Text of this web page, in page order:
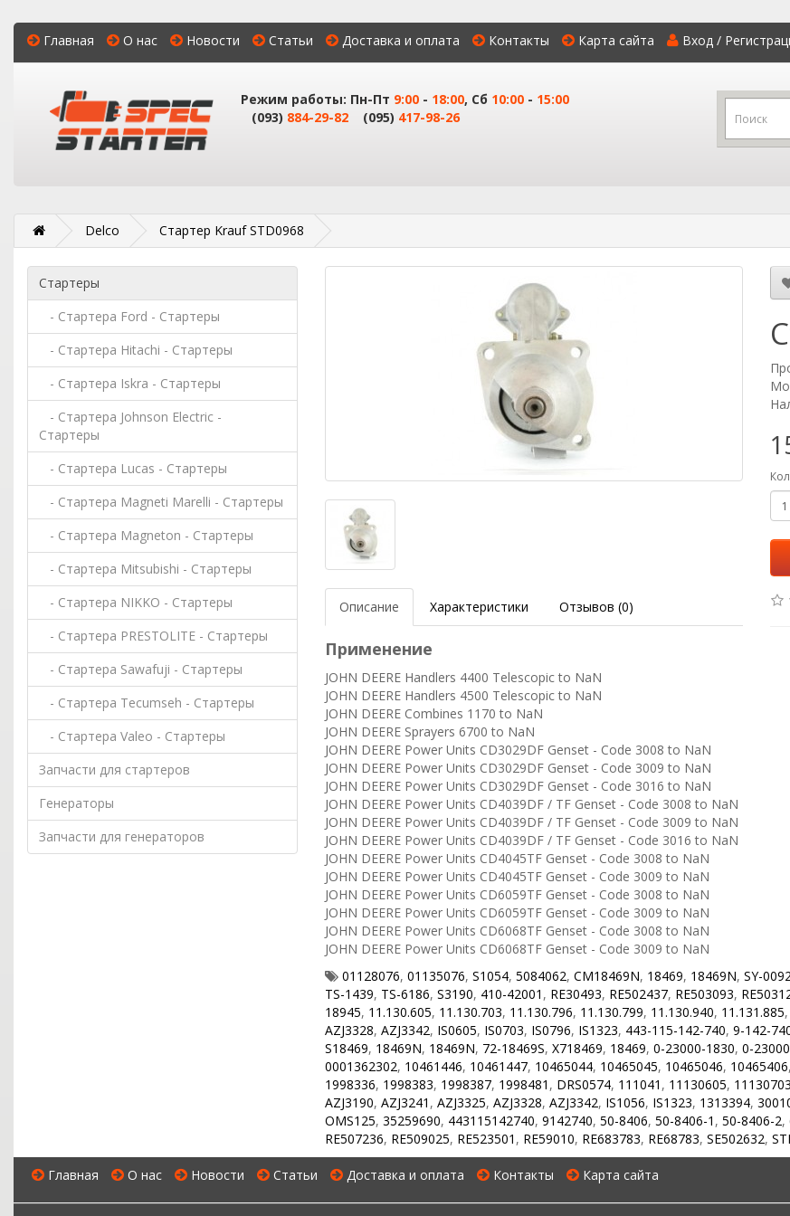
Главная О нас Новости Статьи Доставка и оплата Контакты Карта сайта Вход /
Режим работы: Пн-Пт 9:00- 18:00, Сб 10:00- 15:00
(093) 884-29-82(095) 417-98-26
Delco Стартер Krauf STD0968
Стартеры
- Стартера Ford - Стартеры
- Стартера Hitachi - Стартеры
- Стартера Iskra - Стартеры
- Стартера Johnson Electric -
Стартеры
- Стартера Lucas - Стартеры
- Стартера Magneti Marelli - Стартеры
- Стартера Magneton - Стартеры
- Стартера Mitsubishi - Стартеры
- Стартера NIKKO - Стартеры
- Стартера PRESTOLITE - Стартеры
- Стартера Sawafuji - Стартеры
- Стартера Tecumseh - Стартеры
- Стартера Valeo - Стартеры
Запчасти для стартеров
Генераторы
Запчасти для генераторов
Описание Характеристики Отзывов (0)
Применение
JOHN DEERE Handlers 4400 Telescopic to NaN
JOHN DEERE Handlers 4500 Telescopic to NaN
JOHN DEERE Combines 1170 to NaN
JOHN DEERE Sprayers 6700 to NaN
JOHN DEERE Power Units CD3029DF Genset - Code 3008 to NaN
JOHN DEERE Power Units CD3029DF Genset - Code 3009 to NaN
JOHN DEERE Power Units CD3029DF Genset - Code 3016 to NaN
JOHN DEERE Power Units CD4039DF / TF Genset - Code 3008 to NaN
JOHN DEERE Power Units CD4039DF / TF Genset - Code 3009 to NaN
JOHN DEERE Power Units CD4039DF / TF Genset - Code 3016 to NaN
JOHN DEERE Power Units CD4045TF Genset - Code 3008 to NaN
JOHN DEERE Power Units CD4045TF Genset - Code 3009 to NaN
JOHN DEERE Power Units CD6059TF Genset - Code 3008 to NaN
JOHN DEERE Power Units CD6059TF Genset - Code 3009 to NaN
JOHN DEERE Power Units CD6068TF Genset - Code 3008 to NaN
JOHN DEERE Power Units CD6068TF Genset - Code 3009 to NaN
01128076, 01135076, S1054, 5084062, CM18469N, 18469, 18469N, SY-
TS-1439, TS-6186, S3190, 410-42001 , RE30493, RE502437, RE503093,
18945, 11.130.605, 11.130.703, 11.130.796, 11.130.799, 11.130.940, 11.131.885,
AZJ3328, AZJ3342, IS0605, IS0703, IS0796, IS1323, 443-115-142-740, 9-142-
S18469, 18469N, 18469N, 72-18469S, X718469, 18469, 0-23000-1830, 0-
0001362302, 10461446, 10461447, 10465044, 10465045, 10465046, 10465406,
1998336, 1998383, 1998387, 1998481 , DRS0574, 111041 , 11130605, 11130703
AZJ3190, AZJ3241 , AZJ3325, AZJ3328, AZJ3342, IS1056, IS1323, 1313394,
OMS125, 35259690, 443115142740, 9142740, 50-8406, 50-8406-1 , 50-8406-2,
RE507236, RE509025, RE523501 , RE59010, RE683783, RE68783, SE502632,
Главная О нас Новости Статьи Доставка и оплата Контакты Карта сайта